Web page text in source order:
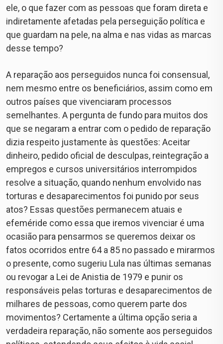
ele, o que fazer com as pessoas que foram direta e
indiretamente afetadas pela perseguição política e
que guardam na pele, na alma e nas vidas as marcas
desse tempo?
A reparação aos perseguidos nunca foi consensual,
nem mesmo entre os beneficiários, assim como em
outros países que vivenciaram processos
semelhantes. A pergunta de fundo para muitos dos
que se negaram a entrar com o pedido de reparação
dizia respeito justamente às questões: Aceitar
dinheiro, pedido oficial de desculpas, reintegração a
empregos e cursos universitários interrompidos
resolve a situação, quando nenhum envolvido nas
torturas e desaparecimentos foi punido por seus
atos? Essas questões permanecem atuais e
efeméride como essa que iremos vivenciar é uma
ocasião para pensarmos se queremos deixar os
fatos ocorridos entre 64 a 85 no passado e mirarmos
o presente, como sugeriu Lula nas últimas semanas
ou revogar a Lei de Anistia de 1979 e punir os
responsáveis pelas torturas e desaparecimentos de
milhares de pessoas, como querem parte dos
movimentos? Certamente a última opção seria a
verdadeira reparação, não somente aos perseguidos